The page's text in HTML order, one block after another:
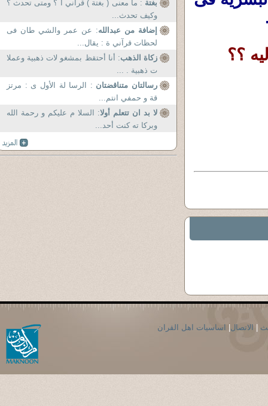
؟؟
بغتة : ما معنى ( بغتة ) قرآني ا ؟ ومتى تحدث ؟
وكيف تحدث...
إضافة من عبدالله: عن عمر والشي طان فى
لحظات قرآني ة : يقال...
زكاة الذهب: أنا أحتقظ بمشغو لات ذهبية وعملا
ت ذهبية . ...
رسالتان متناقضتان : الرسا لة الأول ى : مرتز
قة و حمفي انتم...
لا بد ان تتعلم أولا: السلا م عليكم و رحمة الله
وبركا ته كنت أحد...
| الاتصال| اساسيات اهل القران